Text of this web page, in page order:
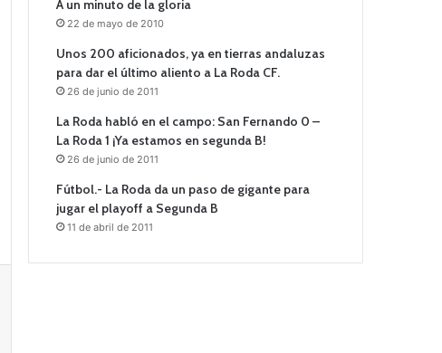
A un minuto de la gloria
22 de mayo de 2010
Unos 200 aficionados, ya en tierras andaluzas
para dar el último aliento a La Roda CF.
26 de junio de 2011
La Roda habló en el campo: San Fernando 0 –
La Roda 1 ¡Ya estamos en segunda B!
26 de junio de 2011
Fútbol.- La Roda da un paso de gigante para
jugar el playoff a Segunda B
11 de abril de 2011